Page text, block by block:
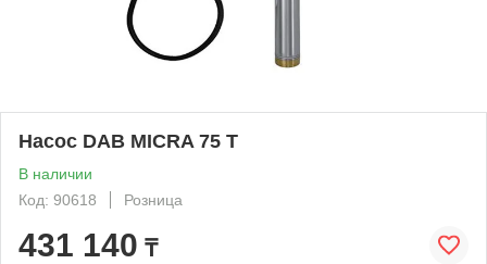
Насос DAB MICRA 75 T
В наличии
Код: 90618
Розница
431 140 ₸